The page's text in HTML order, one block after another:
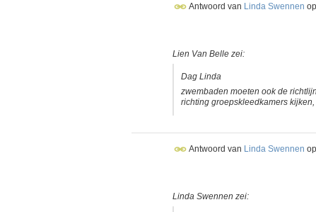
Antwoord van Linda Swennen op
Lien Van Belle zei:
Dag Linda
zwembaden moeten ook de
richting groepskleedkamers
Antwoord van Linda Swennen op
Linda Swennen zei: